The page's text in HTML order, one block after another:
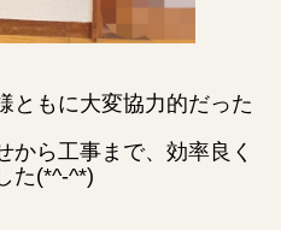
ともに大変協力的だった
から工事まで、効率良く
た(*^-^*)